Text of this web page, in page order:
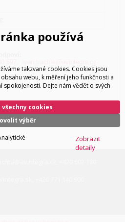
lyngdorf-sb-75/
používá
takzvané cookies. Cookies jsou
webu, k měření jeho funkčnosti a
spokojenosti. Dejte nám vědět o svých
Povolit výběr
všechny cookies
Zobrazit
detaily